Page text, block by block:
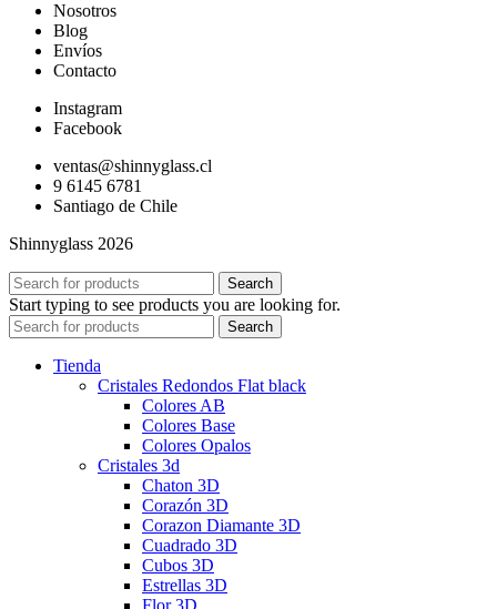
Nosotros
Blog
Envíos
Contacto
Instagram
Facebook
ventas@shinnyglass.cl
9 6145 6781
Santiago de Chile
Shinnyglass 2026
Search
Start typing to see products you are looking for.
Search
Tienda
Cristales Redondos Flat black
Colores AB
Colores Base
Colores Opalos
Cristales 3d
Chaton 3D
Corazón 3D
Corazon Diamante 3D
Cuadrado 3D
Cubos 3D
Estrellas 3D